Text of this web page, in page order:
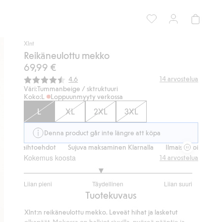
Xlnt
Reikäneulottu mekko
69,99 €
Keskimääräinen luokitus:
4.6 14arvostelua
Väri:Tummanbeige / sktruktuuri
Koko:L Loppuunmyyty verkossa
L XL 2XL 3XL
Denna product går inte längre att köpa
Sujuva maksaminen Klarnalla Ilmaiset
Kokemus koosta
Liian pieni Täydellinen Liian suuri
/
ääneen
14arvostelua
Tuotekuvaus
Xlnt:n reikäneulottu mekko. Leveät hihat ja lasketut